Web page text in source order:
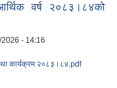
वर्ष २०८३।८४को
- 14:16
कार्यक्रम २०८३।८४.pdf